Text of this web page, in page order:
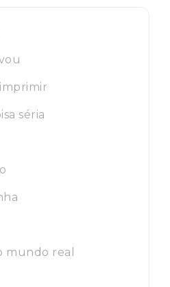
séria
mundo real